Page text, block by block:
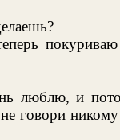
люблю, и
говори